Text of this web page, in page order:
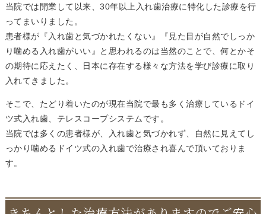
当院では開業して以来、30年以上入れ歯治療に特化した診療を行
ってまいりました。
患者様が『入れ歯と気づかれたくない』『見た目が自然でしっか
り噛める入れ歯がいい』と思われるのは当然のことで、何とかそ
の期待に応えたく、日本に存在する様々な方法を学び診療に取り
入れてきました。
そこで、たどり着いたのが現在当院で最も多く治療しているドイ
ツ式入れ歯、テレスコープシステムです。
当院では多くの患者様が、入れ歯と気づかれず、自然に見えてし
っかり噛めるドイツ式の入れ歯で治療され喜んで頂いておりま
す。